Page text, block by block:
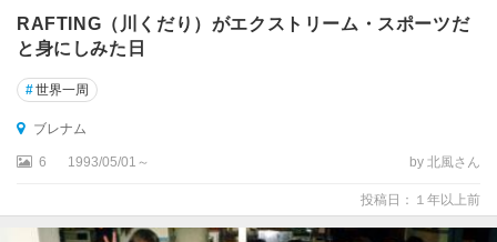
マ
ン
デ
ル
・
ウ
RAFTING（川くだり）がエクストリーム・スポーツだ
と身にしみた日
#世界一周
ブレナム
6 1993/05/01～ by 北風さん
投稿日：１年以上前